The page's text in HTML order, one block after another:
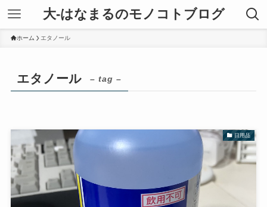
大-はなまるのモノコトブログ
ホーム エタノール
エタノール – tag –
日用品